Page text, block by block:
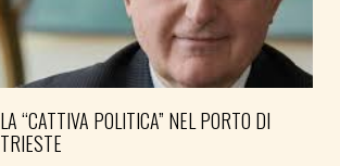
LA “CATTIVA POLITICA” NEL PORTO DI
TRIESTE